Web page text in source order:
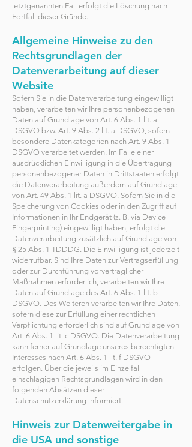
letztgenannten Fall erfolgt die Löschung nach
Fortfall dieser Gründe.
Allgemeine Hinweise zu den
Rechtsgrundlagen der
Datenverarbeitung auf dieser
Website
Sofern Sie in die Datenverarbeitung eingewilligt
haben, verarbeiten wir Ihre personenbezogenen
Daten auf Grundlage von Art. 6 Abs. 1 lit. a
DSGVO bzw. Art. 9 Abs. 2 lit. a DSGVO, sofern
besondere Datenkategorien nach Art. 9 Abs. 1
DSGVO verarbeitet werden. Im Falle einer
ausdrücklichen Einwilligung in die Übertragung
personenbezogener Daten in Drittstaaten erfolgt
die Datenverarbeitung außerdem auf Grundlage
von Art. 49 Abs. 1 lit. a DSGVO. Sofern Sie in die
Speicherung von Cookies oder in den Zugriff auf
Informationen in Ihr Endgerät (z. B. via Device-
Fingerprinting) eingewilligt haben, erfolgt die
Datenverarbeitung zusätzlich auf Grundlage von
§ 25 Abs. 1 TDDDG. Die Einwilligung ist jederzeit
widerrufbar. Sind Ihre Daten zur Vertragserfüllung
oder zur Durchführung vorvertraglicher
Maßnahmen erforderlich, verarbeiten wir Ihre
Daten auf Grundlage des Art. 6 Abs. 1 lit. b
DSGVO. Des Weiteren verarbeiten wir Ihre Daten,
sofern diese zur Erfüllung einer rechtlichen
Verpflichtung erforderlich sind auf Grundlage von
Art. 6 Abs. 1 lit. c DSGVO. Die Datenverarbeitung
kann ferner auf Grundlage unseres berechtigten
Interesses nach Art. 6 Abs. 1 lit. f DSGVO
erfolgen. Über die jeweils im Einzelfall
einschlägigen Rechtsgrundlagen wird in den
folgenden Absätzen dieser
Datenschutzerklärung informiert.
Hinweis zur Datenweitergabe in
die USA und sonstige